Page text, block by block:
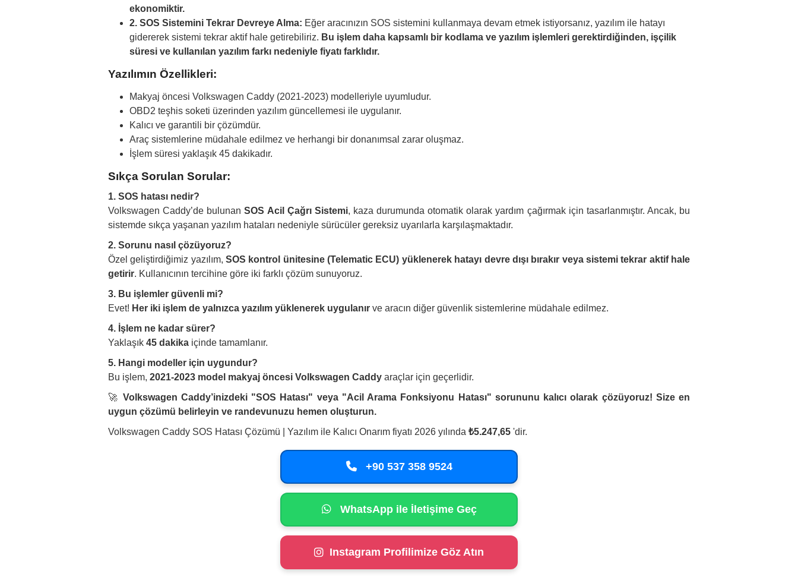
ekonomiktir.
2. SOS Sistemini Tekrar Devreye Alma: Eğer aracınızın SOS sistemini kullanmaya devam etmek istiyorsanız, yazılım ile hatayı
gidererek sistemi tekrar aktif hale getirebiliriz. Bu işlem daha kapsamlı bir kodlama ve yazılım işlemleri gerektirdiğinden, işçilik
süresi ve kullanılan yazılım farkı nedeniyle fiyatı farklıdır.
Yazılımın Özellikleri:
Makyaj öncesi Volkswagen Caddy (2021-2023) modelleriyle uyumludur.
OBD2 teşhis soketi üzerinden yazılım güncellemesi ile uygulanır.
Kalıcı ve garantili bir çözümdür.
Araç sistemlerine müdahale edilmez ve herhangi bir donanımsal zarar oluşmaz.
İşlem süresi yaklaşık 45 dakikadır.
Sıkça Sorulan Sorular:
1. SOS hatası nedir?
Volkswagen Caddy’de bulunanSOS Acil Çağrı Sistemi, kaza durumunda otomatik olarak yardım çağırmak için tasarlanmıştır. Ancak, bu
sistemde sıkça yaşanan yazılım hataları nedeniyle sürücüler gereksiz uyarılarla karşılaşmaktadır.
2. Sorunu nasıl çözüyoruz?
Özel geliştirdiğimiz yazılım,SOS kontrol ünitesine (Telematic ECU) yüklenerek hatayı devre dışı bırakır veya sistemi tekrar aktif hale
getirir. Kullanıcının tercihine göre iki farklı çözüm sunuyoruz.
3. Bu işlemler güvenli mi?
Evet! Her iki işlem de yalnızca yazılım yüklenerek uygulanır ve aracın diğer güvenlik sistemlerine müdahale edilmez.
4. İşlem ne kadar sürer?
Yaklaşık 45 dakika içinde tamamlanır.
5. Hangi modeller için uygundur?
Bu işlem, 2021-2023 model makyaj öncesi Volkswagen Caddy araçlar için geçerlidir.
🚀 Volkswagen Caddy’inizdeki "SOS Hatası" veya "Acil Arama Fonksiyonu Hatası" sorununu kalıcı olarak çözüyoruz! Size en
uygun çözümü belirleyin ve randevunuzu hemen oluşturun.
Volkswagen Caddy SOS Hatası Çözümü | Yazılım ile Kalıcı Onarım fiyatı 2026 yılında ₺5.247,65 'dir.
+90 537 358 9524
WhatsApp ile İletişime Geç
Instagram Profilimize Göz Atın